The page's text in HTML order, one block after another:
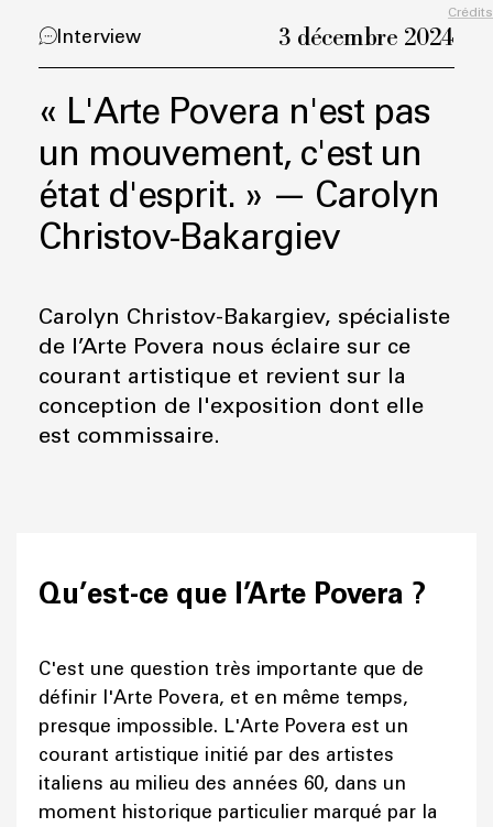
Crédits
Interview 3 décembre 2024
« L'Arte Povera n'est pas
un mouvement, c'est un
état d'esprit. » — Carolyn
Christov-Bakargiev
Carolyn Christov-Bakargiev, spécialiste
de l’Arte Povera nous éclaire sur ce
courant artistique et revient sur la
conception de l'exposition dont elle
est commissaire.
Qu’est-ce que l’Arte Povera ?
C'est une question très importante que de
définir l'Arte Povera, et en même temps,
presque impossible. L'Arte Povera est un
courant artistique initié par des artistes
italiens au milieu des années 60, dans un
moment historique particulier marqué par la